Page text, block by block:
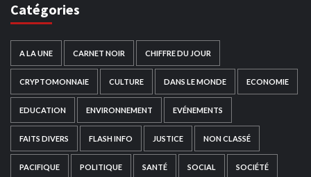
Catégories
A LA UNE CARNET NOIR CHIFFRE DU JOUR
CRYPTOMONNAIE CULTURE DANS LE MONDE ECONOMIE
EDUCATION ENVIRONNEMENT EVÉNEMENTS
FAITS DIVERS FLASH INFO JUSTICE NON CLASSÉ
PACIFIQUE POLITIQUE SANTÉ SOCIAL SOCIÉTÉ